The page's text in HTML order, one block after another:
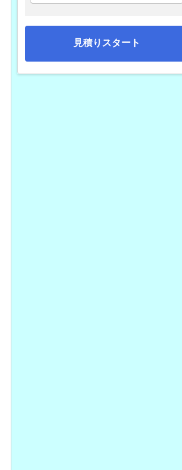
見積りスタート